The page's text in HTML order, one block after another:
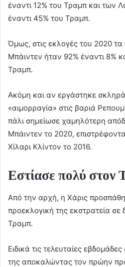
έναντι 12% του Τραμπ και των
έναντι 45% του Τραμπ.
Όμως, στις εκλογές του 2020 τα
Μπάιντεν ήταν 92% έναντι 8%
Τραμπ.
Ακόμη και αν εργάστηκε σκληρά
«αιμορραγία» στις βαριά
πάλι σημείωσε χαμηλότερη
Μπάιντεν το 2020,
Χίλαρι Κλίντον το 2016.
Εστίασε πολύ στον
Από την αρχή, η Χάρις
προεκλογική της εκστρατεία
Τραμπ.
Ειδικά τις τελευταίες
της αποκαλώντας τον πρώην